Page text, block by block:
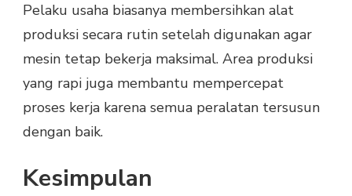
Pelaku usaha biasanya membersihkan alat
produksi secara rutin setelah digunakan agar
mesin tetap bekerja maksimal. Area produksi
yang rapi juga membantu mempercepat
proses kerja karena semua peralatan tersusun
dengan baik.
Kesimpulan